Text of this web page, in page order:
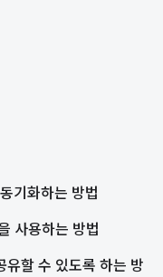
기화하는 방법
사용하는 방법
유할 수 있도록 하는 방